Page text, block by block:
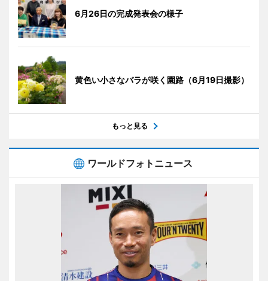
6月26日の完成発表会の様子
黄色い小さなバラが咲く園路（6月19日撮影）
もっと見る
ワールドフォトニュース